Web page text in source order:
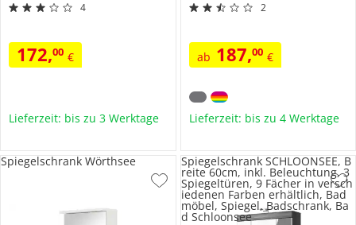
4
172,00 €
Lieferzeit: bis zu 3 Werktage
2
ab 187,00 €
Lieferzeit: bis zu 4 Werktage
Spiegelschrank Wörthsee Spiegelschrank SCHLOONSEE, B
reite 60cm, inkl. Beleuchtung, 3
Spiegeltüren, 9 Fächer in versch
iedenen Farben erhältlich, Bad
möbel, Spiegel, Badschrank, Ba
d Schloonsee